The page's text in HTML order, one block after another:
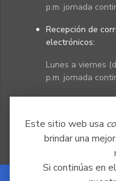
Este sitio web usa
brindar una
Si continúas en
p.m. jornada
Recepción de
electrónicos:
Lunes a viernes
p.m. jornada